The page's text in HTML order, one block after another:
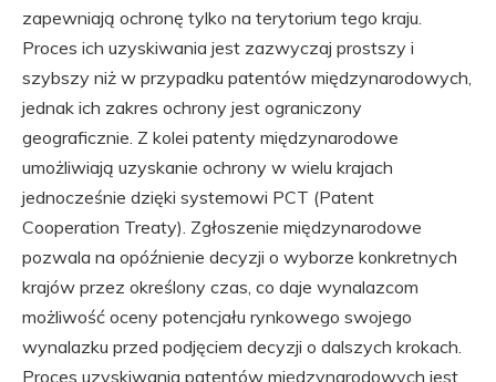
zapewniają ochronę tylko na terytorium tego kraju.
Proces ich uzyskiwania jest zazwyczaj prostszy i
szybszy niż w przypadku patentów międzynarodowych,
jednak ich zakres ochrony jest ograniczony
geograficznie. Z kolei patenty międzynarodowe
umożliwiają uzyskanie ochrony w wielu krajach
jednocześnie dzięki systemowi PCT (Patent
Cooperation Treaty). Zgłoszenie międzynarodowe
pozwala na opóźnienie decyzji o wyborze konkretnych
krajów przez określony czas, co daje wynalazcom
możliwość oceny potencjału rynkowego swojego
wynalazku przed podjęciem decyzji o dalszych krokach.
Proces uzyskiwania patentów międzynarodowych jest